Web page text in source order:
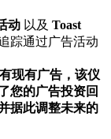
动 以及 Toast
踪通过广告活动
现有广告，该仪
您的广告投资回
据此调整未来的